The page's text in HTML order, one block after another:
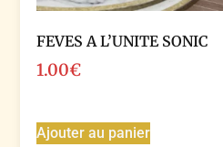
FEVES A L’UNITE SONIC
1.00€
Ajouter au panier